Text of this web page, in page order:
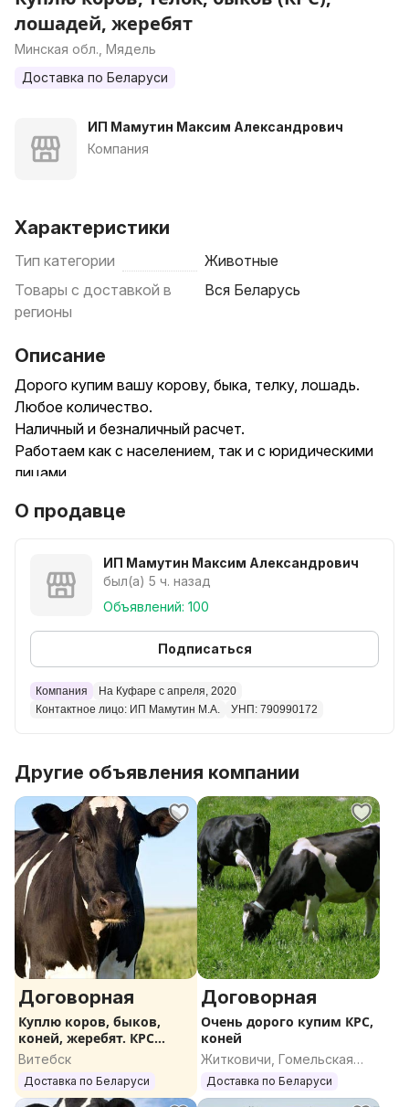
лошадей, жеребят
Минская обл., Мядель
Доставка по Беларуси
ИП Мамутин Максим Александрович
Компания
Характеристики
Тип категории
Животные
Товары с доставкой в
регионы
Вся Беларусь
Описание
Дорого купим вашу корову, быка, телку, лошадь.
Любое количество.
Наличный и безналичный расчет.
Работаем как с населением, так и с юридическими
лицами.
О продавце
ИП Мамутин Максим Александрович
был(а) 5 ч. назад
Объявлений: 100
Подписаться
Компания
На Куфаре с апреля, 2020
Контактное лицо: ИП Мамутин М.А.
УНП: 790990172
Другие объявления компании
Договорная
Куплю коров, быков,
коней, жеребят. КРС
ДОРОГО
Витебск
Доставка по Беларуси
Договорная
Очень дорого купим КРС,
коней
Житковичи, Гомельская
область
Доставка по Беларуси